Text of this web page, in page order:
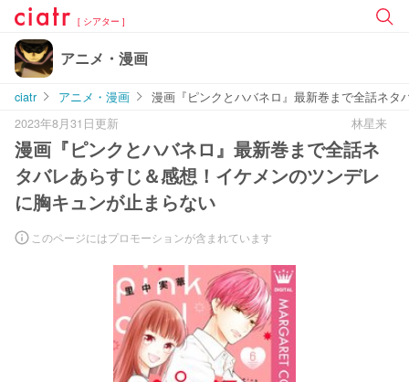
[ シアター ]
アニメ・漫画
ciatr アニメ・漫画
漫画『ピンクとハバネロ』最新巻まで全話ネ
2023年8月31日更新
林星来
漫画『ピンクとハバネロ』最新巻まで全話ネ
タバレあらすじ＆感想！イケメンのツンデレ
に胸キュンが止まらない
このページにはプロモーションが含まれています